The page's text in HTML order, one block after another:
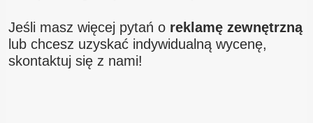
Jeśli masz więcej pytań o reklamę zewnętrzną
lub chcesz uzyskać indywidualną wycenę,
skontaktuj się z nami!